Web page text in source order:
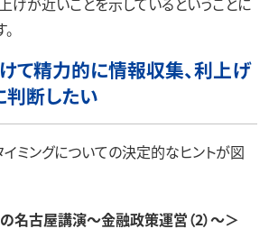
て精力的に情報収集、利上げ
断したい
ミングについての決定的なヒントが図
古屋講演～金融政策運営（2）～＞